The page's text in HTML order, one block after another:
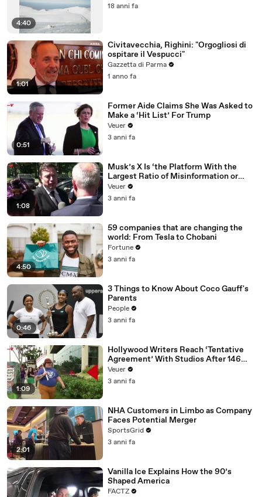
4:40
18 anni fa
1:01
Civitavecchia, Righini: "Orgogliosi di
ospitare il Vespucci"
Gazzetta di Parma
1 anno fa
0:51
Former Aide Claims She Was Asked to
Make a ‘Hit List’ For Trump
Veuer
3 anni fa
1:08
Musk’s X Is ‘the Platform With the
Largest Ratio of Misinformation or
Disinformation’ Amongst All Social
Media Platforms
Veuer
3 anni fa
4:50
59 companies that are changing the
world: From Tesla to Chobani
Fortune
3 anni fa
0:46
3 Things to Know About Coco Gauff's
Parents
People
3 anni fa
1:09
Hollywood Writers Reach ‘Tentative
Agreement’ With Studios After 146
Day Strike
Veuer
3 anni fa
2:01
NHA Customers in Limbo as Company
Faces Potential Merger
SportsGrid
3 anni fa
Vanilla Ice Explains How the 90’s
Shaped America
FACTZ